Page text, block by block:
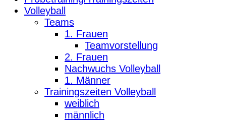
Volleyball
Teams
1. Frauen
Teamvorstellung
2. Frauen
Nachwuchs Volleyball
1. Männer
Trainingszeiten Volleyball
weiblich
männlich